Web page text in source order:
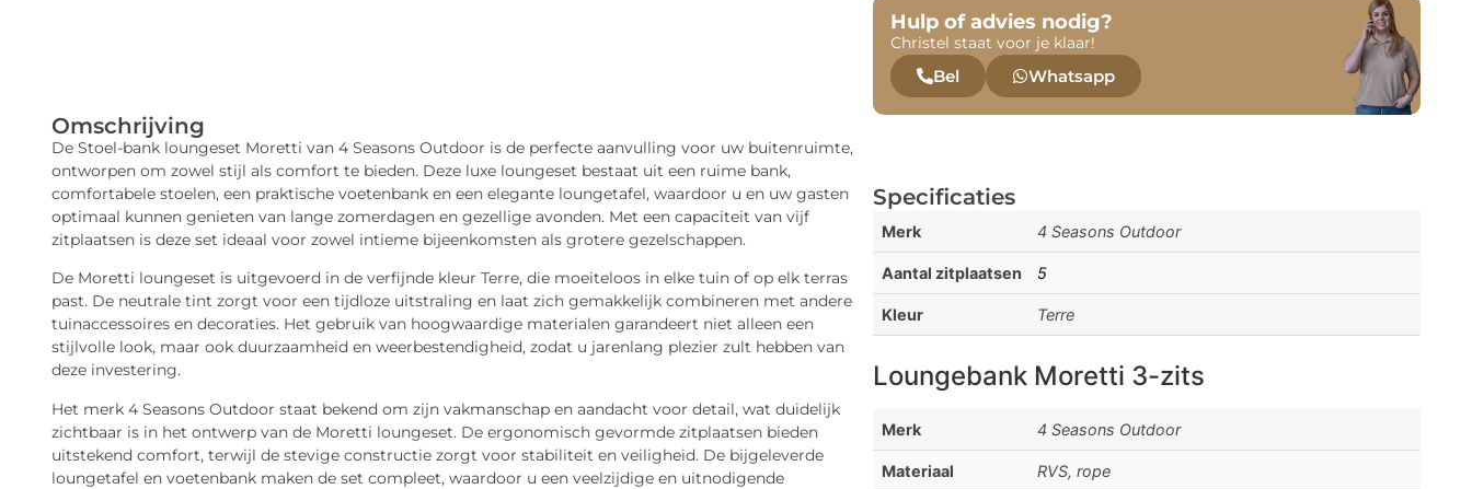
Hulp of advies nodig?
Christel staat voor je klaar!
Bel Whatsapp
Omschrijving
De Stoel-bank loungeset Moretti van 4 Seasons Outdoor is de perfecte aanvulling voor uw buitenruimte,
ontworpen om zowel stijl als comfort te bieden. Deze luxe loungeset bestaat uit een ruime bank,
comfortabele stoelen, een praktische voetenbank en een elegante loungetafel, waardoor u en uw gasten
optimaal kunnen genieten van lange zomerdagen en gezellige avonden. Met een capaciteit van vijf
zitplaatsen is deze set ideaal voor zowel intieme bijeenkomsten als grotere gezelschappen.
De Moretti loungeset is uitgevoerd in de verfijnde kleur Terre, die moeiteloos in elke tuin of op elk terras
past. De neutrale tint zorgt voor een tijdloze uitstraling en laat zich gemakkelijk combineren met andere
tuinaccessoires en decoraties. Het gebruik van hoogwaardige materialen garandeert niet alleen een
stijlvolle look, maar ook duurzaamheid en weerbestendigheid, zodat u jarenlang plezier zult hebben van
deze investering.
Het merk 4 Seasons Outdoor staat bekend om zijn vakmanschap en aandacht voor detail, wat duidelijk
zichtbaar is in het ontwerp van de Moretti loungeset. De ergonomisch gevormde zitplaatsen bieden
uitstekend comfort, terwijl de stevige constructie zorgt voor stabiliteit en veiligheid. De bijgeleverde
loungetafel en voetenbank maken de set compleet, waardoor u een veelzijdige en uitnodigende
Specificaties
Merk 4 Seasons Outdoor
Aantal zitplaatsen 5
Kleur Terre
Loungebank Moretti 3-zits
Merk 4 Seasons Outdoor
Materiaal RVS, rope